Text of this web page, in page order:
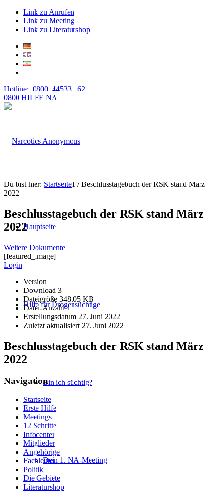
Link zu Anrufen
Link zu Meeting
Link zu Literaturshop
Hotline: 0800 44533 62
0800 HILFE NA
Hauptseite
Hilfe für Drogensüchtige
Bin ich süchtig?
Dein 1. NA-Meeting
Du bist hier: Startseite1 / Beschlusstagebuch der RSK stand März
2022
Beschlusstagebuch der RSK stand März
2022
Weitere Dokumente
[featured_image]
Login
Version
Download 3
Dateigröße 348.05 KB
Datei-Anzahl1
Erstellungsdatum 27. Juni 2022
Zuletzt aktualisiert 27. Juni 2022
Beschlusstagebuch der RSK stand März
2022
Navigation
Startseite
Erste Hilfe
Meetings
12 Schritte
Infocenter
Mitglieder
Angehörige
Fachleute
Politik
Die Gebiete
Literaturshop